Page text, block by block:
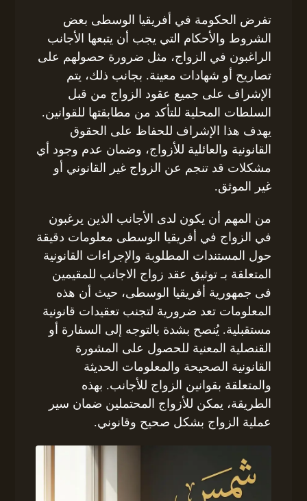
تفرض الحكومة في أفريقيا الوسطى بعض
الشروط والأحكام التي يجب أن يتبعها الأجانب
الراغبون في الزواج، مثل ضرورة حصولهم على
تصاريح أو شهادات معينة. بجانب ذلك، يتم
الإشراف على جميع عقود الزواج من قبل
السلطات المحلية للتأكد من مطابقتها للقوانين.
يهدف هذا الإشراف للحفاظ على الحقوق
القانونية والعائلية للأزواج، وضمان عدم وجود أي
مشكلات قد تنجم عن الزواج غير القانوني أو
غير الموثق.
من المهم أن يكون لدى الأجانب الذين يرغبون
في الزواج في أفريقيا الوسطى معلومات دقيقة
حول المستندات المطلوبة والإجراءات القانونية
المتعلقة بـ توثيق عقد زواج الاجانب للمقيمين
فى جمهورية أفريقيا الوسطى، حيث أن هذه
المعلومات تعد ضرورية لتجنب تعقيدات قانونية
مستقبلية. يُنصح بشدة بالتوجه إلى السفارة أو
القنصلية المعنية للحصول على المشورة
القانونية الصحيحة والمعلومات الحديثة
والمتعلقة بقوانين الزواج للأجانب. بهذه
الطريقة، يمكن للأزواج المحتملين ضمان سير
عملية الزواج بشكل صحيح وقانوني.